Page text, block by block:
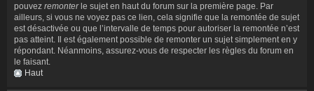
pouvez remonterle sujet en haut du forum sur la première page. Par
ailleurs, si vous ne voyez pas ce lien, cela signifie que la remontée de sujet
est désactivée ou que l’intervalle de temps pour autoriser la remontée n’est
pas atteint. Il est également possible de remonter un sujet simplement en y
répondant. Néanmoins, assurez-vous de respecter les règles du forum en
le faisant.
Haut